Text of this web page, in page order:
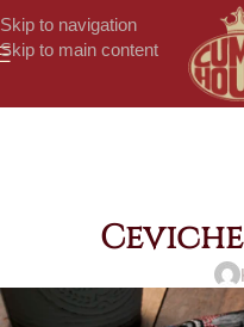
Skip to navigation
Skip to main content